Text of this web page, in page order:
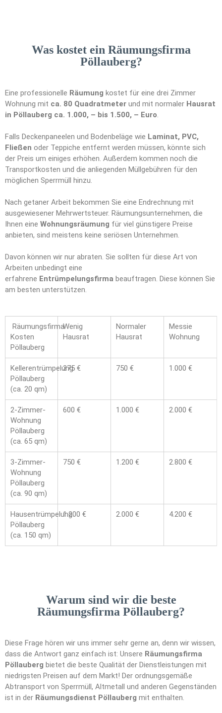
Was kostet ein Räumungsfirma
Pöllauberg?
Eine professionelle Räumung kostet für eine drei Zimmer
Wohnung mit ca. 80 Quadratmeter und mit normaler Hausrat
in Pöllauberg ca. 1.000, – bis 1.500, – Euro.
Falls Deckenpaneelen und Bodenbeläge wie Laminat, PVC,
Fließen oder Teppiche entfernt werden müssen, könnte sich
der Preis um einiges erhöhen. Außerdem kommen noch die
Transportkosten und die anliegenden Müllgebühren für den
möglichen Sperrmüll hinzu.
Nach getaner Arbeit bekommen Sie eine Endrechnung mit
ausgewiesener Mehrwertsteuer. Räumungsunternehmen, die
Ihnen eine Wohnungsräumung für viel günstigere Preise
anbieten, sind meistens keine seriösen Unternehmen.
Davon können wir nur abraten. Sie sollten für diese Art von
Arbeiten unbedingt eine
erfahrene Entrümpelungsfirma beauftragen. Diese können Sie
am besten unterstützen.
Räumungsfirma
Kosten
Pöllauberg
Wenig
Hausrat
Normaler
Hausrat
Messie
Wohnung
Kellerentrümpelung
Pöllauberg
(ca. 20 qm)
375 € 750 € 1.000 €
2-Zimmer-
Wohnung
Pöllauberg
(ca. 65 qm)
600 € 1.000 € 2.000 €
3-Zimmer-
Wohnung
Pöllauberg
(ca. 90 qm)
750 € 1.200 € 2.800 €
Hausentrümpelung
Pöllauberg
(ca. 150 qm)
1.200 € 2.000 € 4.200 €
Warum sind wir die beste
Räumungsfirma Pöllauberg?
Diese Frage hören wir uns immer sehr gerne an, denn wir wissen,
dass die Antwort ganz einfach ist: Unsere Räumungsfirma
Pöllauberg bietet die beste Qualität der Dienstleistungen mit
niedrigsten Preisen auf dem Markt! Der ordnungsgemäße
Abtransport von Sperrmüll, Altmetall und anderen Gegenständen
ist in der Räumungsdienst Pöllauberg mit enthalten.